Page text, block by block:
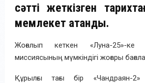
сәтті жеткізген
мемлекет атанды.
Жоғалып кеткен «Луна-25»-ке
миссиясының мүмкіндігі жоғары
Құрылғы тағы бір «Чандраян-